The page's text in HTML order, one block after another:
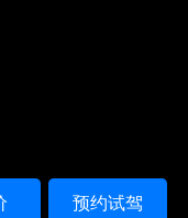
预约试驾